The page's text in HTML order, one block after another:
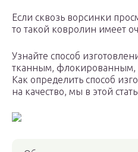
Если сквозь ворсинки
то такой ковролин имеет
Узнайте способ
тканным, флокированным,
Как определить способ
на качество, мы в этой